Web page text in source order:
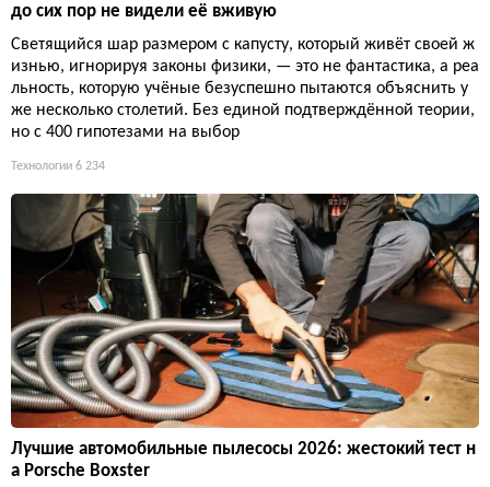
до сих пор не видели её вживую
Светящийся шар размером с капусту, который живёт своей ж
изнью, игнорируя законы физики, — это не фантастика, а реа
льность, которую учёные безуспешно пытаются объяснить у
же несколько столетий. Без единой подтверждённой теории,
но с 400 гипотезами на выбор
Технологии 6 234
Лучшие автомобильные пылесосы 2026: жестокий тест н
а Porsche Boxster